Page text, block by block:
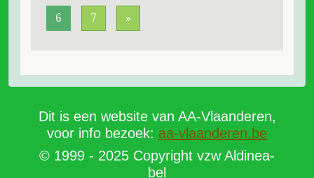
idee om de verhalen te bundelen, één per dag
naar analogie van de Dagelijkse Weerspiegeling
en De Bezinning. De ADR keurde het project
gedrukt, de ADC van einde 2022 gaf haar fiat.
versie aangekocht worden met de optie om
dagelijks het verhaal in de mailbox te
ontvangen. (15€ voor de pocket, 12€ digitaal). Met
6 7 »
Dit is een website van AA-Vlaanderen,
voor info bezoek: aa-vlaanderen.be
© 1999 - 2025 Copyright vzw Aldinea-
bel